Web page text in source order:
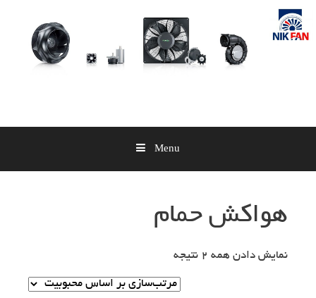
Skip
content
Menu
هواکش حمام
نمایش دادن همه 2 نتیجه